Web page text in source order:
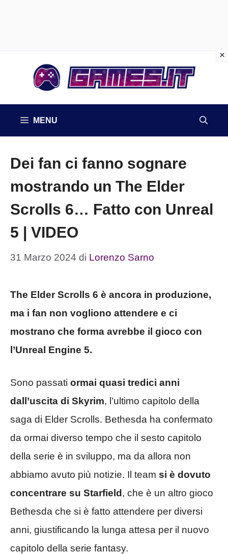
MENU
Dei fan ci fanno sognare
mostrando un The Elder
Scrolls 6… Fatto con Unreal
5 | VIDEO
31 Marzo 2024 di Lorenzo Sarno
The Elder Scrolls 6 è ancora in produzione,
ma i fan non vogliono attendere e ci
mostrano che forma avrebbe il gioco con
l’Unreal Engine 5.
Sono passati ormai quasi tredici anni
dall’uscita di Skyrim, l’ultimo capitolo della
saga di Elder Scrolls. Bethesda ha confermato
da ormai diverso tempo che il sesto capitolo
della serie è in sviluppo, ma da allora non
abbiamo avuto più notizie. Il team si è dovuto
concentrare su Starfield , che è un altro gioco
Bethesda che si è fatto attendere per diversi
anni, giustificando la lunga attesa per il nuovo
capitolo della serie fantasy.